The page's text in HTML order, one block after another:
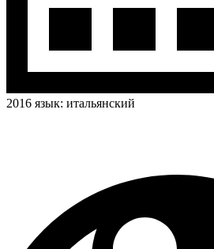
2016 язык: итальянский